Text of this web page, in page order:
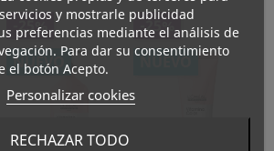
-25%
NUEVO
-25%
NUEVO
y mostrarle publicidad
preferencias mediante el análisis de
Para dar su consentimiento
el botón Acepto.
Personalizar cookies
RECHAZAR TODO